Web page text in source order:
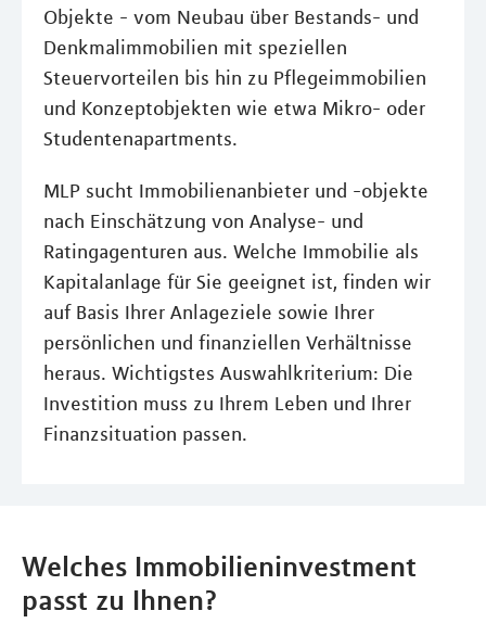
Objekte - vom Neubau über Bestands- und
Denkmalimmobilien mit speziellen
Steuervorteilen bis hin zu Pflegeimmobilien
und Konzeptobjekten wie etwa Mikro- oder
Studentenapartments.
MLP sucht Immobilienanbieter und -objekte
nach Einschätzung von Analyse- und
Ratingagenturen aus. Welche Immobilie als
Kapitalanlage für Sie geeignet ist, finden wir
auf Basis Ihrer Anlageziele sowie Ihrer
persönlichen und finanziellen Verhältnisse
heraus. Wichtigstes Auswahlkriterium: Die
Investition muss zu Ihrem Leben und Ihrer
Finanzsituation passen.
Welches Immobilieninvestment
passt zu Ihnen?